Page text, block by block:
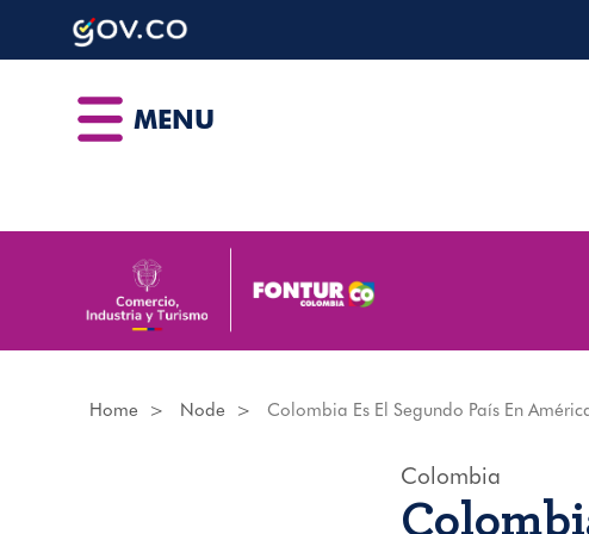
MENU
Home Node Colombia Es El Segundo País En
Colombia